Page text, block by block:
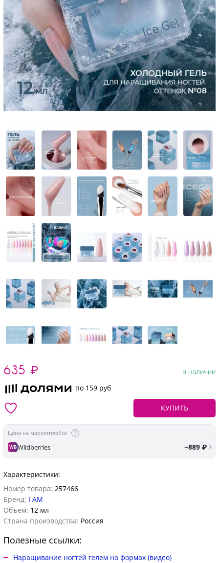
635 ₽
в наличии
по 159 руб
КУПИТЬ
Цена на маркетплейсе
WBWildberries ~889 ₽
Характеристики:
Номер товара: 257466
Бренд: I AM
Объем: 12 мл
Страна производства: Россия
Полезные ссылки:
Наращивание ногтей гелем на формах (видео)